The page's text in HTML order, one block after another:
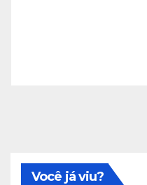
Você já viu?